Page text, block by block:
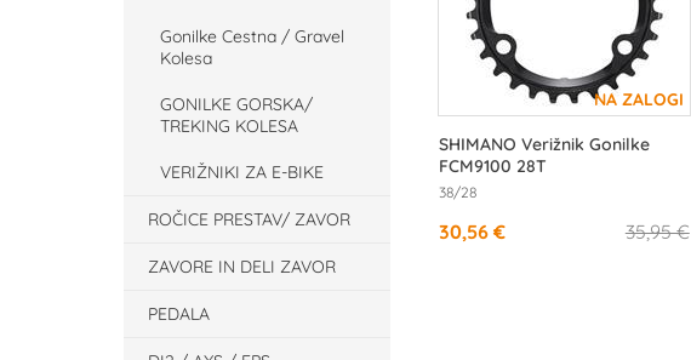
Gonilke Cestna / Gravel
Kolesa
GONILKE GORSKA/
TREKING KOLESA
VERIŽNIKI ZA E-BIKE
ROČICE PRESTAV/ ZAVOR
ZAVORE IN DELI ZAVOR
PEDALA
SHIMANO Verižnik Gonilke
FCM9100 28T
38/28
35,95 €
30,56 €